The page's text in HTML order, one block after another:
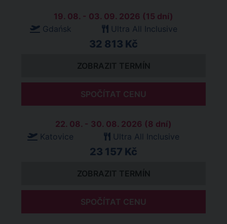
19. 08. - 03. 09. 2026 (15 dní)
Gdańsk
Ultra All Inclusive
32 813 Kč
ZOBRAZIT TERMÍN
SPOČÍTAT CENU
22. 08. - 30. 08. 2026 (8 dní)
Katovice
Ultra All Inclusive
23 157 Kč
ZOBRAZIT TERMÍN
SPOČÍTAT CENU